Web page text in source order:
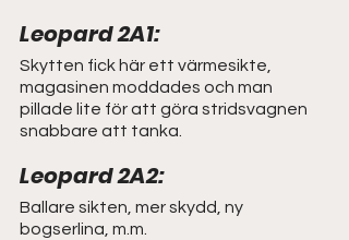
Leopard 2A1:
Skytten fick här ett värmesikte,
magasinen moddades och man
pillade lite för att göra stridsvagnen
snabbare att tanka.
Leopard 2A2:
Ballare sikten, mer skydd, ny
bogserlina, m.m.